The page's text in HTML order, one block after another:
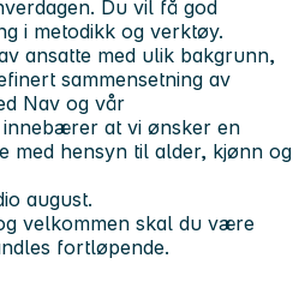
Du vil få god
i metodikk og verktøy.
ansatte med ulik bakgrunn,
sammensetning av
Nav og vår
at vi ønsker en
med hensyn til alder, kjønn og
august.
velkommen skal du være
fortløpende.